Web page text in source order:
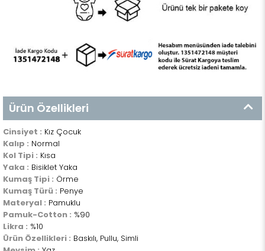
Ürün Özellikleri
Cinsiyet : Kız Çocuk
Kalıp : Normal
Kol Tipi : Kısa
Yaka : Bisiklet Yaka
Kumaş Tipi : Örme
Kumaş Türü : Penye
Materyal : Pamuklu
Pamuk-Cotton : %90
Likra : %10
Ürün Özellikleri : Baskılı, Pullu, Simli